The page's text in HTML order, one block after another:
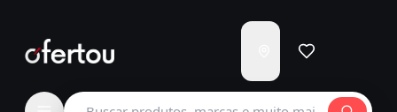
para
Carregando...
Buscar produtos